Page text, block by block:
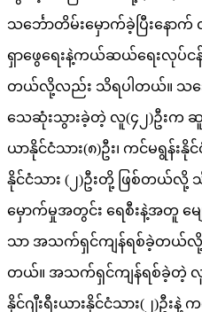
သင်္ဘောတိမ်းမှောက်ခဲ့ပြီးနော
ရှာဖွေရေးနဲ့ကယ်ဆယ်ရေးလုပ်င
တယ်လို့လည်း သိရပါတယ်။ သင်္ဘ
သေဆုံးသွားခဲ့တဲ့ လူ(၄၂)ဦးက ဆူ
ယာနိုင်ငံသား(၈)ဦး၊ ကင်မရွန်းနိုင်
နိုင်ငံသား (၂)ဦးတို့ ဖြစ်တယ်လို့
မှောက်မှုအတွင်း ရေစီးနဲ့အတူ မျေ
သာ အသက်ရှင်ကျန်ရစ်ခဲ့တယ်လို့လည်
တယ်။ အသက်ရှင်ကျန်ရစ်ခဲ့တဲ့ လူ(
နိုင်ဂျီးရီးယားနိုင်ငံသား(၂)ဦးနဲ့